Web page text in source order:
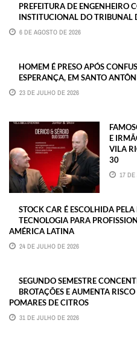
PREFEITURA DE ENGENHEIRO
INSTITUCIONAL DO TRIBUNAL
6 DE AGOSTO DE 2026
HOMEM É PRESO APÓS
ESPERANÇA, EM SANTO
23 DE JULHO DE 2026
E
VILA
30
17 DE
STOCK CAR É ESCOLHIDA
TECNOLOGIA PARA
AMÉRICA LATINA
24 DE JULHO DE 2026
SEGUNDO SEMESTRE
BROTAÇÕES E AUMENTA
POMARES DE CITROS
31 DE JULHO DE 2026